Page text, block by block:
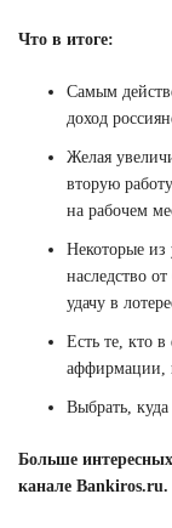
Что в итоге:
Самым
доход
Желая
вторую
на рабочем
Некоторые из
наследство
удачу в
Есть те, кто
аффирмации,
Выбрать,
Больше
канале Bankiros.ru.